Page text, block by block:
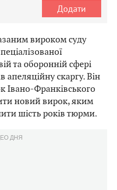
Додати
вироком суду
та оборонній сфері
апеляційну скаргу. Він
Івано-Франківського
новий вирок, яким
шість років тюрми.
ДНЯ